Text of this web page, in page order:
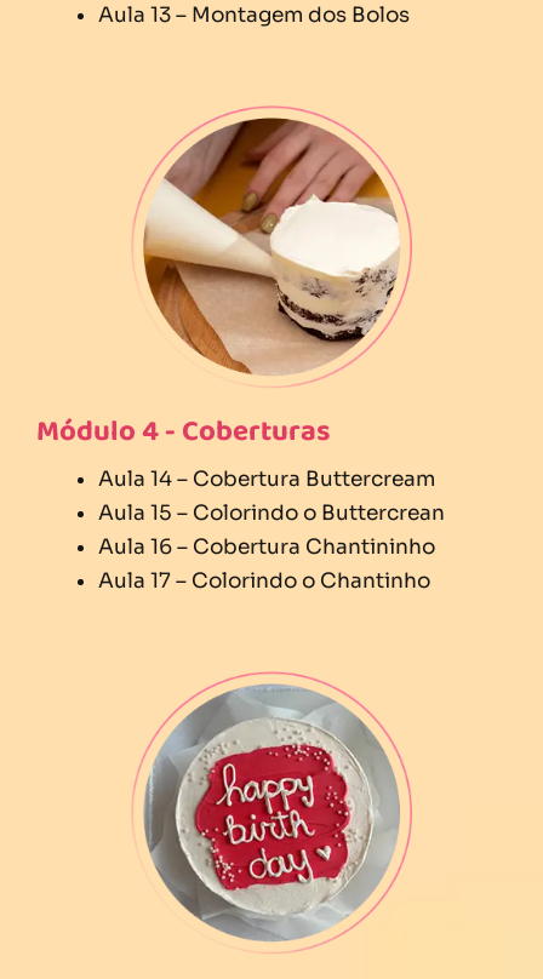
Aula 13 – Montagem dos Bolos
Módulo 4 - Coberturas
Aula 14 – Cobertura Buttercream
Aula 15 – Colorindo o Buttercrean
Aula 16 – Cobertura Chantininho
Aula 17 – Colorindo o Chantinho